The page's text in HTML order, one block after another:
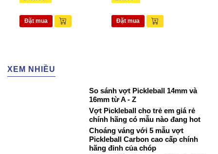
Đặt mua Đặt mua
XEM NHIỀU
So sánh vợt Pickleball 14mm và
16mm từ A - Z
Vợt Pickleball cho trẻ em giá rẻ
chính hãng có mẫu nào đang hot
Choáng váng với 5 mẫu vợt
Pickleball Carbon cao cấp chính
hãng đỉnh của chóp